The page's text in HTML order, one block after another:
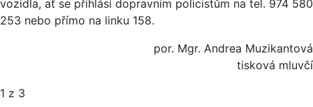
vozidla, ať se přihlásí dopravním policistům na tel. 974 580
253 nebo přímo na linku 158.
por. Mgr. Andrea Muzikantová
tisková mluvčí
1 z 3